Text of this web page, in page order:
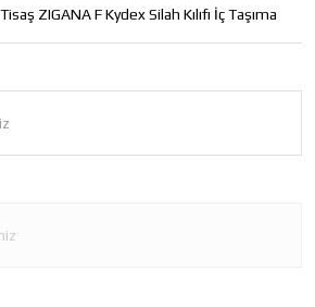
Tisaş ZIGANA F Kydex Silah Kılıfı İç Taşıma